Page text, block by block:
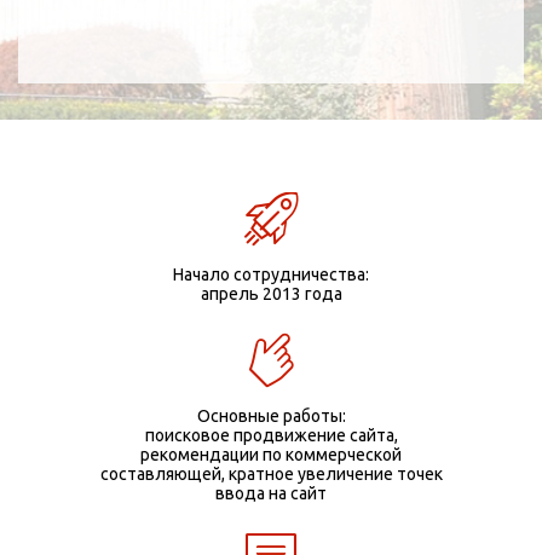
Начало сотрудничества:
апрель 2013 года
Основные работы:
поисковое продвижение сайта,
рекомендации по коммерческой
составляющей, кратное увеличение точек
ввода на сайт